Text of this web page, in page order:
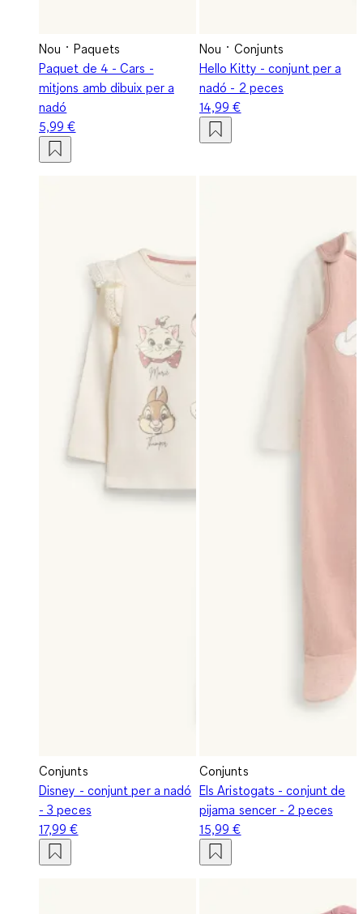
Nou
Paquets
Paquet de 4 - Cars -
mitjons amb dibuix per a
nadó
5,99 €
Nou
Conjunts
Hello Kitty - conjunt per a
nadó - 2 peces
14,99 €
Conjunts
Disney - conjunt per a nadó
- 3 peces
17,99 €
Conjunts
Els Aristogats - conjunt de
pijama sencer - 2 peces
15,99 €